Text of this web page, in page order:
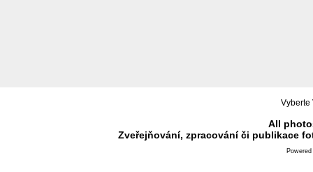
Vyberte
All
Zveřejňování, zpracování či publikace